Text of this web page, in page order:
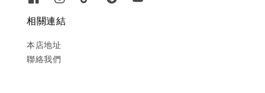
相關連結
本店地址
聯絡我們